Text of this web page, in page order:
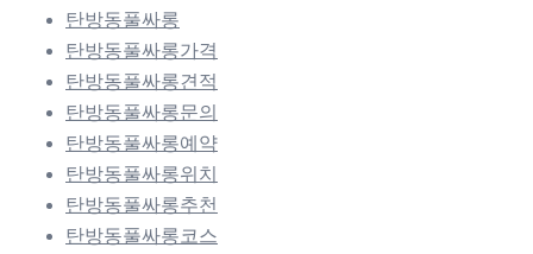
탄방동풀싸롱
탄방동풀싸롱가격
탄방동풀싸롱견적
탄방동풀싸롱문의
탄방동풀싸롱예약
탄방동풀싸롱위치
탄방동풀싸롱추천
탄방동풀싸롱코스